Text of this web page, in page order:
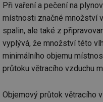
Při vaření a pečení na
místnosti značné množství
spalin, ale také z
vyplývá, že množství této
minimálního objemu
průtoku větracího vzduchu
Objemový průtok větracího